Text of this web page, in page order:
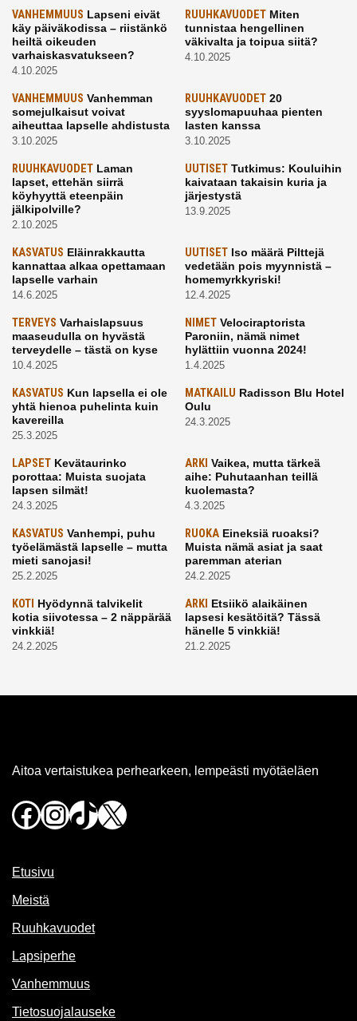
VANHEMMUUS Lapseni eivät
käy päiväkodissa – riistänkö
heiltä oikeuden
varhaiskasvatukseen?
4.10.2025
RUUHKAVUODETMiten
tunnistaa hengellinen
väkivalta ja toipua siitä?
4.10.2025
VANHEMMUUS Vanhemman
somejulkaisut voivat
aiheuttaa lapselle ahdistusta
3.10.2025
RUUHKAVUODET20
syyslomapuuhaa pienten
lasten kanssa
3.10.2025
RUUHKAVUODET Laman
lapset, ettehän siirrä
köyhyyttä eteenpäin
jälkipolville?
2.10.2025
UUTISETTutkimus: Kouluihin
kaivataan takaisin kuria ja
järjestystä
13.9.2025
KASVATUS Eläinrakkautta
kannattaa alkaa opettamaan
lapselle varhain
14.6.2025
UUTISETIso määrä Pilttejä
vedetään pois myynnistä –
homemyrkkyriski!
12.4.2025
TERVEYS Varhaislapsuus
maaseudulla on hyvästä
terveydelle – tästä on kyse
10.4.2025
NIMETVelociraptorista
Paroniin, nämä nimet
hylättiin vuonna 2024!
1.4.2025
KASVATUS Kun lapsella ei ole
yhtä hienoa puhelinta kuin
kavereilla
25.3.2025
MATKAILU Radisson Blu Hotel
Oulu
24.3.2025
LAPSET Kevätaurinko
porottaa: Muista suojata
lapsen silmät!
24.3.2025
ARKI Vaikea, mutta tärkeä
aihe: Puhutaanhan teillä
kuolemasta?
4.3.2025
KASVATUS Vanhempi, puhu
työelämästä lapselle – mutta
mieti sanojasi!
25.2.2025
RUOKAEineksiä ruoaksi?
Muista nämä asiat ja saat
paremman aterian
24.2.2025
KOTI Hyödynnä talvikelit
kotia siivotessa – 2 näppärää
vinkkiä!
24.2.2025
ARKI Etsiikö alaikäinen
lapsesi kesätöitä? Tässä
hänelle 5 vinkkiä!
21.2.2025
Aitoa vertaistukea perhearkeen, lempeästi myötäeläen
Facebook
Instagram
TikTok
X
Etusivu
Meistä
Ruuhkavuodet
Lapsiperhe
Vanhemmuus
Tietosuojalauseke